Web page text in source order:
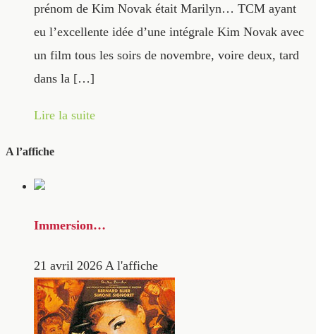
prénom de Kim Novak était Marilyn… TCM ayant
eu l’excellente idée d’une intégrale Kim Novak avec
un film tous les soirs de novembre, voire deux, tard
dans la […]
Lire la suite
A l’affiche
Immersion…
21 avril 2026 A l'affiche